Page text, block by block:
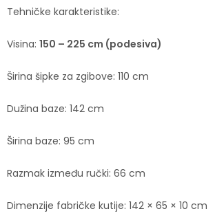
Tehničke karakteristike:
Visina: 150 – 225 cm (podesiva)
Širina šipke za zgibove: 110 cm
Dužina baze: 142 cm
Širina baze: 95 cm
Razmak između ručki: 66 cm
Dimenzije fabričke kutije: 142 × 65 × 10 cm